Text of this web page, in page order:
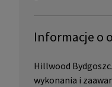
Informacje o
Hillwood
wykonania i